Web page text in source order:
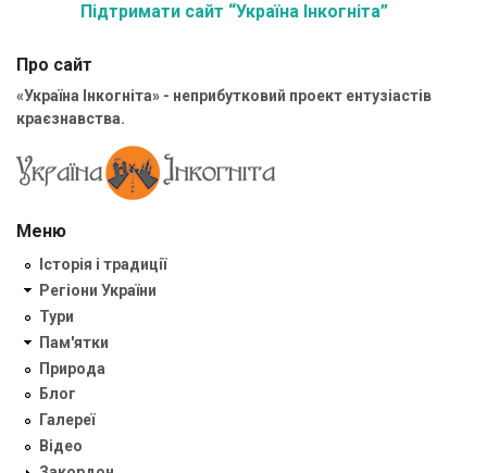
Підтримати сайт “Україна Інкогніта”
Про сайт
«Україна Інкогніта» - неприбутковий проект ентузіастів
краєзнавства.
Меню
Історія і традиції
Регіони України
Тури
Пам'ятки
Природа
Блог
Галереї
Відео